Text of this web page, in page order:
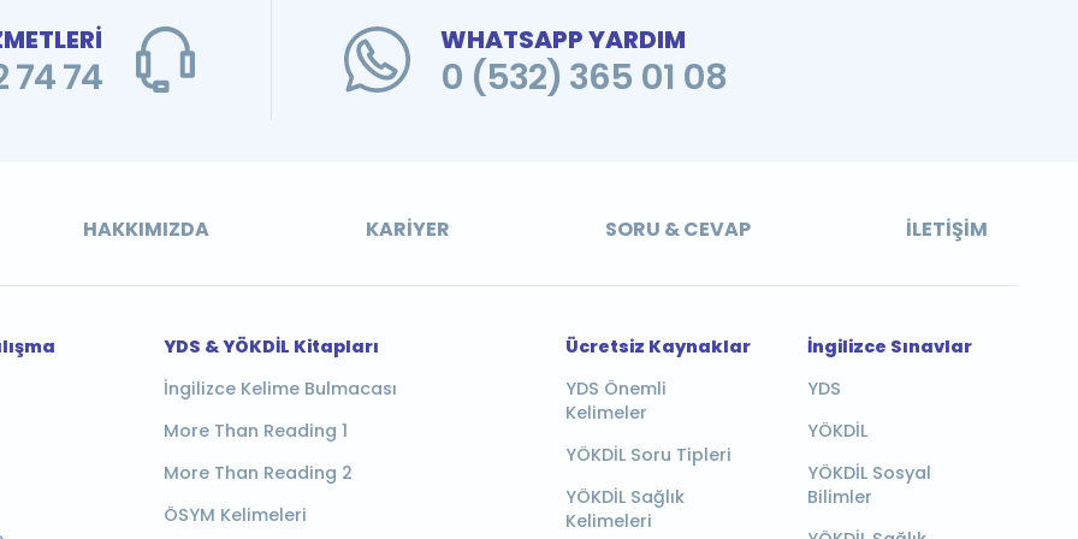
74
WHATSAPP YARDIM
0 (532) 365 01 08
HAKKIMIZDA KARIYER SORU & CEVAP İLETIŞIM
YDS & YÖKDİL Kitapları
İngilizce Kelime Bulmacası
More Than Reading 1
More Than Reading 2
ÖSYM Kelimeleri
Ücretsiz Kaynaklar
YDS Önemli
Kelimeler
YÖKDİL Soru Tipleri
YÖKDİL Sağlık
Kelimeleri
İngilizce Sınavlar
YDS
YÖKDİL
YÖKDİL Sosyal
Bilimler